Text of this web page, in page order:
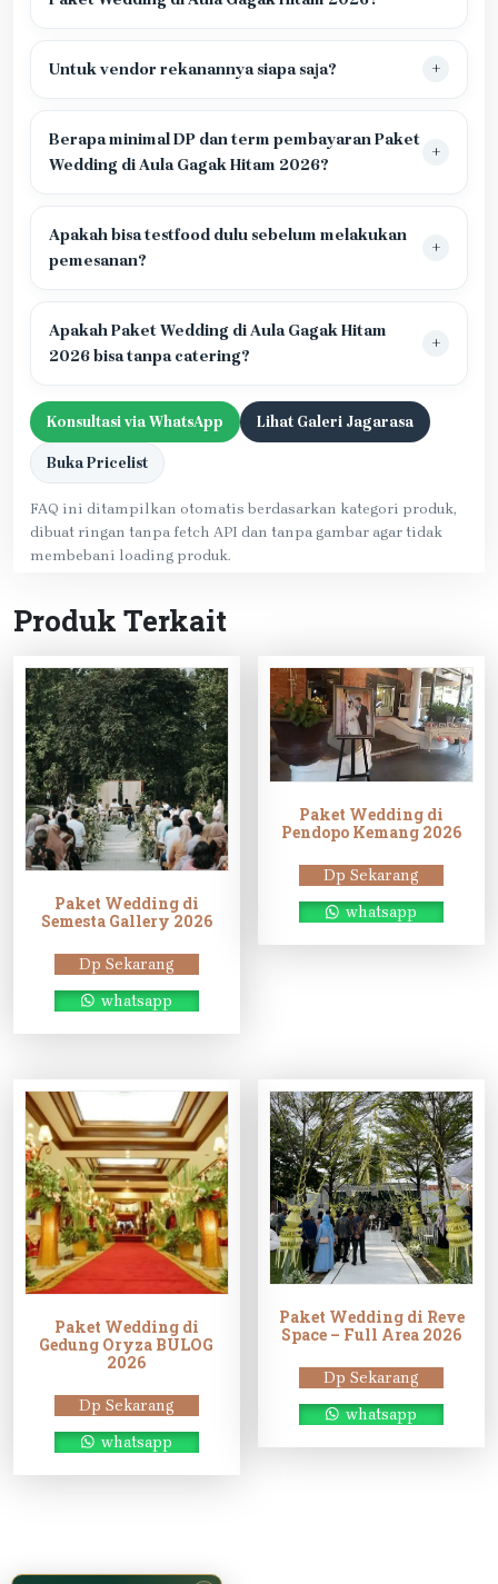
Untuk vendor rekanannya siapa saja?
Berapa minimal DP dan term pembayaran Paket
Wedding di Aula Gagak Hitam 2026?
Apakah bisa testfood dulu sebelum melakukan
pemesanan?
Apakah Paket Wedding di Aula Gagak Hitam
2026 bisa tanpa catering?
Konsultasi via WhatsApp Lihat Galeri Jagarasa
Buka Pricelist
FAQ ini ditampilkan otomatis berdasarkan kategori produk,
dibuat ringan tanpa fetch API dan tanpa gambar agar tidak
membebani loading produk.
Produk Terkait
Paket Wedding di
Semesta Gallery 2026
Dp Sekarang
whatsapp
Paket Wedding di
Pendopo Kemang 2026
Dp Sekarang
whatsapp
Paket Wedding di
Gedung Oryza BULOG
2026
Dp Sekarang
whatsapp
Paket Wedding di Reve
Space – Full Area 2026
Dp Sekarang
whatsapp